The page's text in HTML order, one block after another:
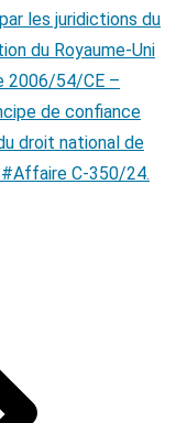
les juridictions du
du Royaume-Uni
2006/54/CE –
de confiance
droit national de
C-350/24.